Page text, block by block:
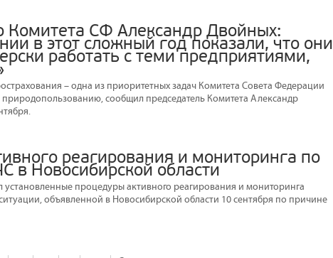
Комитета СФ Александр Двойных:
в этот сложный год показали, что они
работать с теми предприятиями,
– одна из приоритетных задач Комитета Совета Федерации
сообщил председатель Комитета Александр
реагирования и мониторинга по
в Новосибирской области
процедуры активного реагирования и мониторинга
объявленной в Новосибирской области 10 сентября по причине